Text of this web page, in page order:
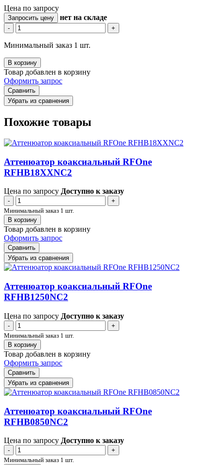
Цена по запросу
Запросить цену нет на складе
- +
Минимальный заказ 1 шт.
В корзину
Товар добавлен в корзину
Оформить запрос
Сравнить
Убрать из сравнения
Похожие товары
Аттенюатор коаксиальный RFOne
RFHB18XXNC2
Цена по запросу Доступно к заказу
-
+
Минимальный заказ 1 шт.
В корзину
Товар добавлен в корзину
Оформить запрос
Сравнить
Убрать из сравнения
Аттенюатор коаксиальный RFOne
RFHB1250NC2
Цена по запросу Доступно к заказу
-
+
Минимальный заказ 1 шт.
В корзину
Товар добавлен в корзину
Оформить запрос
Сравнить
Убрать из сравнения
Аттенюатор коаксиальный RFOne
RFHB0850NC2
Цена по запросу Доступно к заказу
-
+
Минимальный заказ 1 шт.